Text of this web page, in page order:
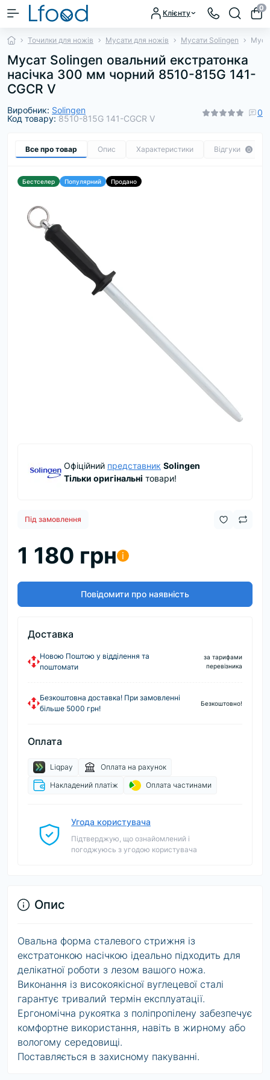
Клієнту
0
Точилки для ножів Мусати для ножів Мусати Solingen
Мусат Solingen овальний екстратонка
насічка 300 мм чорний 8510-815G 141-
CGCR V
Виробник: Solingen
Код товару: 8510-815G 141-CGCR V
0
Все про товар Опис Характеристики Відгуки 0
Бестселер Популярний Продано
Офіційний представник Solingen
Тільки оригінальні товари!
Під замовлення
i
1 180 грн
Повідомити про наявність
Доставка
Новою Поштою у відділення та
поштомати
за тарифами
перевізника
Безкоштовна доставка! При замовленні
більше 5000 грн!
Безкоштовно!
Оплата
Liqpay
Оплата на рахунок
Накладений платіж
Оплата частинами
Угода користувача
Підтверджую, що ознайомлений і
погоджуюсь з угодою користувача
Опис
Овальна форма сталевого стрижня із
екстратонкою насічкою ідеально підходить для
делікатної роботи з лезом вашого ножа.
Виконання із високоякісної вуглецевої сталі
гарантує тривалий термін експлуатації.
Ергономічна рукоятка з поліпропілену забезпечує
комфортне використання, навіть в жирному або
вологому середовищі.
Поставляється в захисному пакуванні.